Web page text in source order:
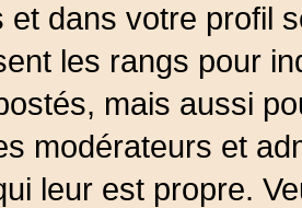
et dans votre profil
les rangs pour
mais aussi
modérateurs et
leur est propre.